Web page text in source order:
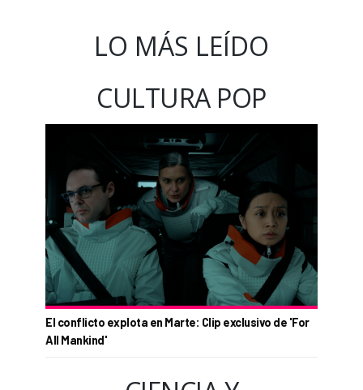
LO MÁS LEÍDO
CULTURA POP
El conflicto explota en Marte: Clip exclusivo de 'For
All Mankind'